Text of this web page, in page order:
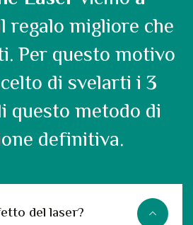
regalo migliore che
Per questo motivo
di svelarti i 3
questo metodo di
definitiva.
del laser?